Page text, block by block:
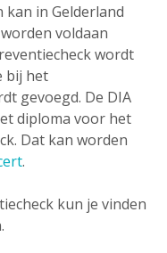
kan in Gelderland
voldaan
wordt
bij het
gevoegd. De DIA
diploma voor het
Dat kan worden
.
kun je vinden